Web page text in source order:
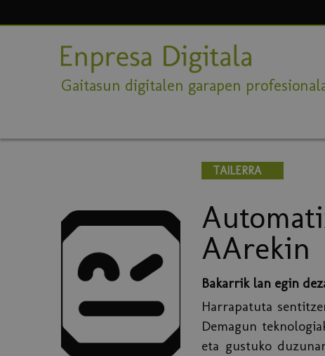
Gaitasun digitalen garapen
TAILERRA
AArekin
Bakarrik lan egin
Harrapatuta
Demagun
eta gustuko